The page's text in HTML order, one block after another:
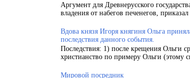
Аргумент для Древнерусского
владения от набегов печенегов,
Вдова князя Игоря княгиня Ольга
последствия данного события.
Последствия: 1) после крещения Ольги
христианство по примеру Ольги (этому
Мировой посредник